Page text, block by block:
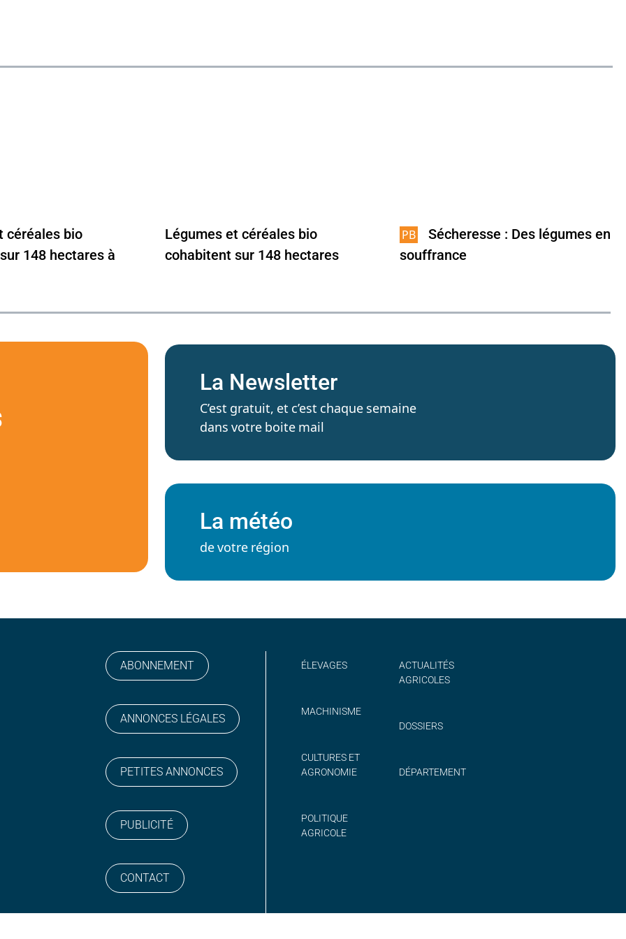
céréales bio
148 hectares à
Légumes et céréales bio
cohabitent sur 148 hectares
Sécheresse : Des légumes en
souffrance
La Newsletter
C’est gratuit, et c’est chaque semaine
dans votre boite mail
La météo
de votre région
ABONNEMENT
ANNONCES LÉGALES
PETITES ANNONCES
PUBLICITÉ
CONTACT
ÉLEVAGES
MACHINISME
CULTURES ET
AGRONOMIE
POLITIQUE
AGRICOLE
ACTUALITÉS
AGRICOLES
DOSSIERS
DÉPARTEMENT